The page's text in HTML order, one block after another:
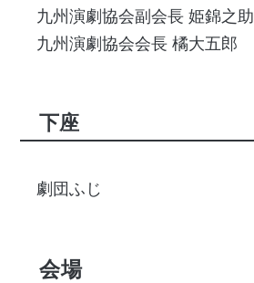
九州演劇協会副会長 姫錦之助
九州演劇協会会長 橘大五郎
下座
劇団ふじ
会場